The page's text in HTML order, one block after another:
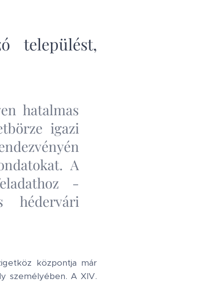
települést,
hatalmas
igazi
A
-
hédervári
központja már
személyében. A XIV.